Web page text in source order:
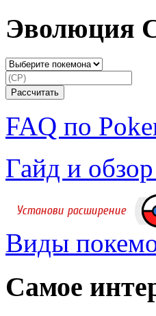
Эволюция
FAQ по
Гайд и
Виды
Самое